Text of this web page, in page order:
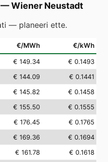
—Wiener Neustadt
— planeeri ette.
€/MWh €/kWh
€ 149.34
€ 0.1493
€ 144.09
€ 0.1441
€ 145.82
€ 0.1458
€ 155.50
€ 0.1555
€ 176.45
€ 0.1765
€ 169.36
€ 0.1694
€ 161.78
€ 0.1618